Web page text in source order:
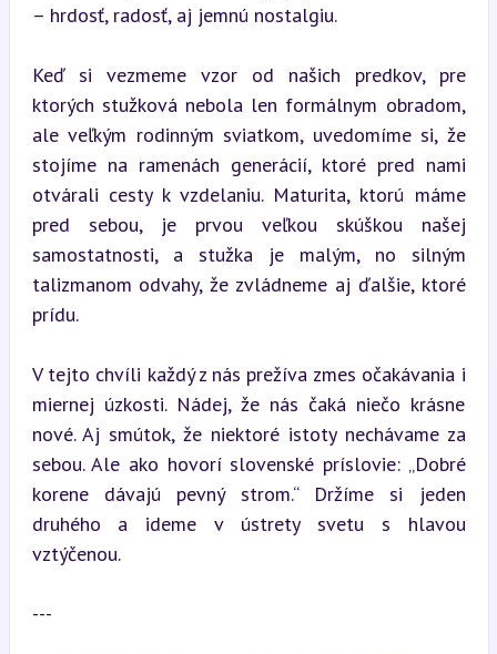
– hrdosť, radosť, aj jemnú nostalgiu.
Keď si vezmeme vzor od našich predkov, pre
ktorých stužková nebola len formálnym obradom,
ale veľkým rodinným sviatkom, uvedomíme si, že
stojíme na ramenách generácií, ktoré pred nami
otvárali cesty k vzdelaniu. Maturita, ktorú máme
pred sebou, je prvou veľkou skúškou našej
samostatnosti, a stužka je malým, no silným
talizmanom odvahy, že zvládneme aj ďalšie, ktoré
prídu.
V tejto chvíli každý z nás prežíva zmes očakávania i
miernej úzkosti. Nádej, že nás čaká niečo krásne
nové. Aj smútok, že niektoré istoty nechávame za
sebou. Ale ako hovorí slovenské príslovie: „Dobré
korene dávajú pevný strom.“ Držíme si jeden
druhého a ideme v ústrety svetu s hlavou
vztýčenou.
---